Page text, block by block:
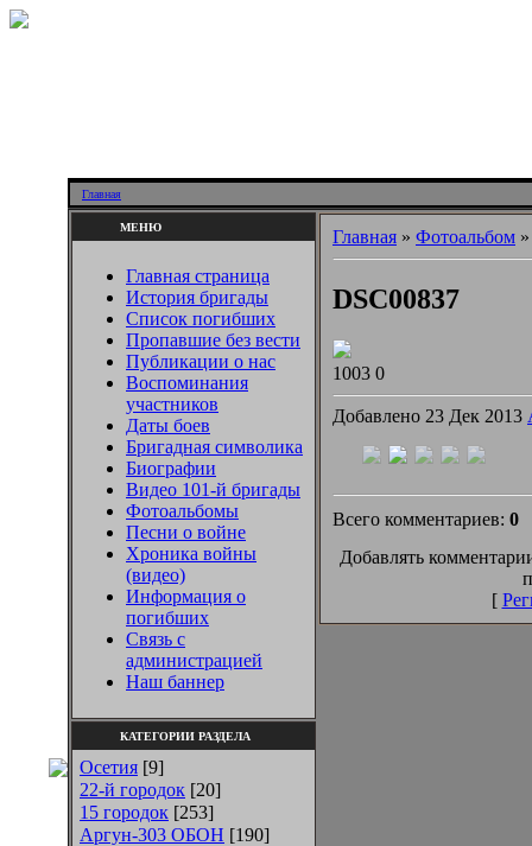
Главная
МЕНЮ
Главная страница
История бригады
Список погибших
Пропавшие без вести
Публикации о нас
Воспоминания
участников
Даты боев
Бригадная символика
Биографии
Видео 101-й бригады
Фотоальбомы
Песни о войне
Хроника войны
(видео)
Информация о
погибших
Связь с
администрацией
Наш баннер
КАТЕГОРИИ РАЗДЕЛА
Осетия [9]
22-й городок [20]
15 городок [253]
Аргун-303 ОБОН [190]
Главная » Фотоальбом
DSC00837
1003 0
Добавлено 23 Дек 2013
Всего комментариев: 0
Добавлять
[